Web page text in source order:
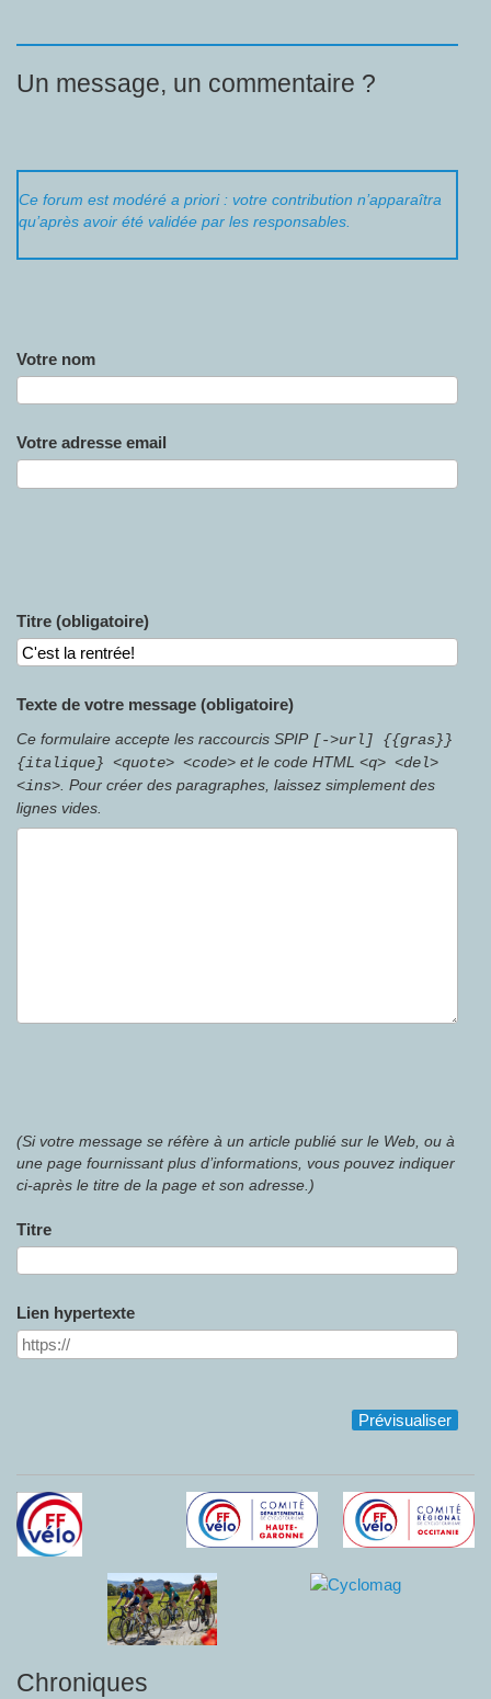
Un message, un commentaire ?
Ce forum est modéré a priori : votre contribution n’apparaîtra
qu’après avoir été validée par les responsables.
Votre nom
Votre adresse email
Titre (obligatoire)
Texte de votre message (obligatoire)
Ce formulaire accepte les raccourcis SPIP [->url] {{gras}}
{italique} <quote> <code> et le code HTML<q> <del>
<ins>. Pour créer des paragraphes, laissez simplement des
lignes vides.
(Si votre message se réfère à un article publié sur le Web, ou à
une page fournissant plus d’informations, vous pouvez indiquer
ci-après le titre de la page et son adresse.)
Titre
Lien hypertexte
Chroniques